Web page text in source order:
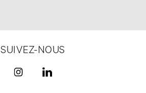
SUIVEZ-NOUS